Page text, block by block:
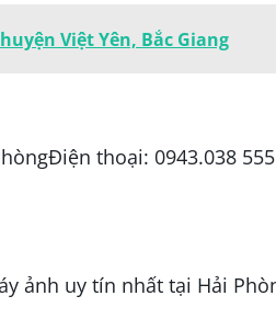
Việt Yên, Bắc Giang
thoại: 0943.038 555